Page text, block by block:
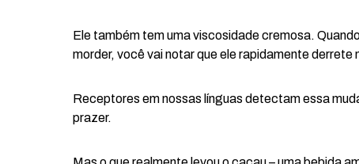
Ele também tem uma viscosidade cremosa.
morder, você vai notar que ele rapidamente
Receptores em nossas línguas detectam essa
prazer.